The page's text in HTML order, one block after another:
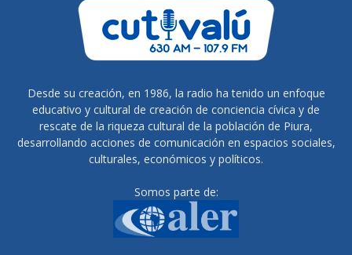
Desde su creación, en 1986, la radio ha tenido un enfoque
educativo y cultural de creación de conciencia cívica y de
rescate de la riqueza cultural de la población de Piura,
desarrollando acciones de comunicación en espacios sociales,
culturales, económicos y políticos.
Somos parte de: